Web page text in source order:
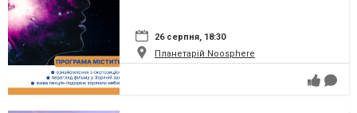
26 серпня, 18:30
Планетарій Noosphere